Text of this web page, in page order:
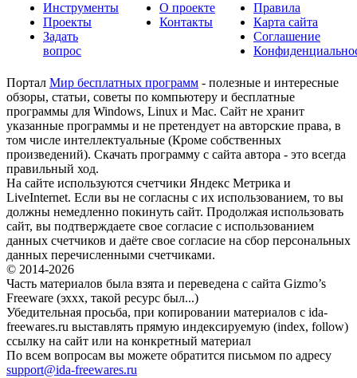
Инструменты
Проекты
Задать
вопрос
О проекте
Контакты
Правила
Карта сайта
Соглашение
Портал Мир бесплатных программ - полезные и интересные
обзоры, статьи, советы по компьютеру и бесплатные
программы для Windows, Linux и Mac. Сайт не хранит
указанные программы и не претендует на авторские права, в
том числе интеллектуальные (Кроме собственных
произведений). Скачать программу с сайта автора - это всегда
правильный ход.
На сайте используются счетчики Яндекс Метрика и
LiveInternet. Если вы не согласны с их использованием, то вы
должны немедленно покинуть сайт. Продолжая использовать
сайт, вы подтверждаете свое согласие с использованием
данных счетчиков и даёте свое согласие на сбор персональных
данных перечисленными счетчиками.
© 2014-2026
Часть материалов была взята и переведена с сайта Gizmo’s
Freeware (эххх, такой ресурс был...)
Убедительная просьба, при копировании материалов с ida-
freewares.ru выставлять прямую индексируемую (index, follow)
ссылку на сайт или на конкретный материал
По всем вопросам вы можете обратится письмом по адресу
support@ida-freewares.ru